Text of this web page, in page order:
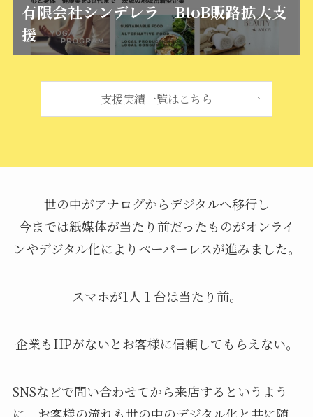
有限会社シンデレラ BtoB販路拡大支
援
支援実績一覧はこちら
世の中がアナログからデジタルへ移行し
今までは紙媒体が当たり前だったものがオンライ
ンやデジタル化によりペーパーレスが進みました。
スマホが1人１台は当たり前。
企業もHPがないとお客様に信頼してもらえない。
SNSなどで問い合わせてから来店するというよう
に、お客様の流れも世の中のデジタル化と共に随